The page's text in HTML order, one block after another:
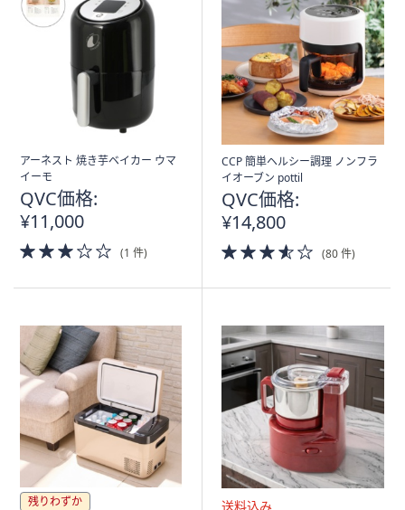
アーネスト 焼き芋ベイカー ウマ
イーモ
QVC価格:
¥11,000
3.0
of
(1 件)
CCP 簡単ヘルシー調理 ノンフラ
イオーブン pottil
QVC価格:
¥14,800
3.5
of
(80 件)
残りわずか